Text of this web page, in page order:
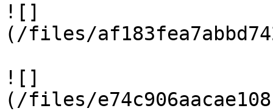
![]
(/files/
![]
(/files/